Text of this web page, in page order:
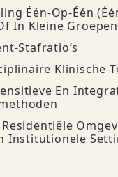
Één-Op-Één
In Kleine Groepen
Stafratio’s
Klinische
En
Institutionele